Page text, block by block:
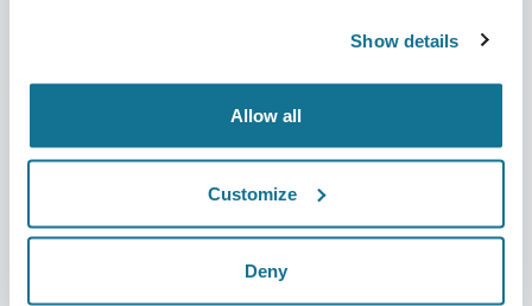
Show details
Allow all
Customize
Deny
Vind een Crisalix Chirurg Kennisbank